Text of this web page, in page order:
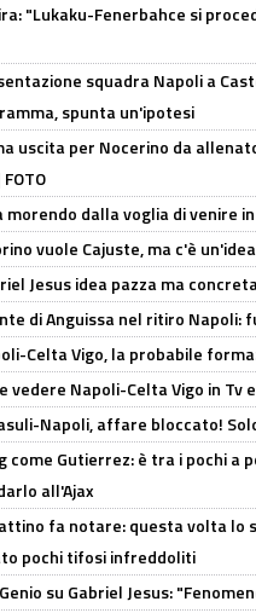
"Lukaku-Fenerbahce si
squadra Napoli a
spunta un'ipotesi
uscita per Nocerino da
morendo dalla voglia di venire
vuole Cajuste, ma c'è
Jesus idea pazza ma
di Anguissa nel ritiro
Celta Vigo, la probabile
vedere Napoli-Celta Vigo in Tv
Napoli, affare bloccato!
come Gutierrez: è tra i pochi
all'Ajax
fa notare: questa volta lo
pochi tifosi infreddoliti
su Gabriel Jesus: